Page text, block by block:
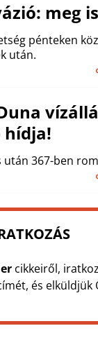
meg
pénteken
után.
hídja!
367-ben
cikkeiről,
és